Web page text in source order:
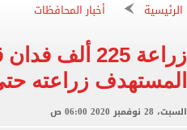
ضبط شخص انتحل صفة
النيابة تفجر مفاجأة
غلق كلي لطريق مصر أسوان
سامو زين ردا على أنباء
الرئيسية أخبار المحافظات
زراعة 225
المستهدف زراعته
السبت، 28 نوفمبر 2020 06:00 ص